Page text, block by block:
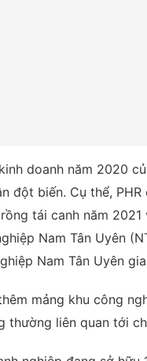
doanh năm 2020
đột biến. Cụ thể,
tái canh năm
Nam Tân Uyên
Nam Tân Uyên
mảng khu công
thường liên quan tới